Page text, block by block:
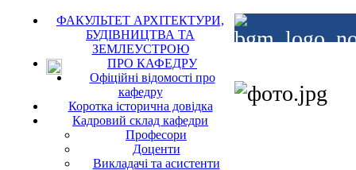
ФАКУЛЬТЕТ АРХІТЕКТУРИ,
БУДІВНИЦТВА ТА
ЗЕМЛЕУСТРОЮ
ПРО КАФЕДРУ
Офіційні відомості про
кафедру
Коротка історична довідка
Кадровий склад кафедри
Професори
Доценти
Викладачі та асистенти